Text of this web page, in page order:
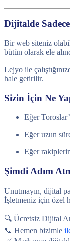
Dijitalde
Bir web siteniz
bütün olarak ele
Lejyo ile
hale getirilir.
Sizin İçin Ne
Eğer
Eğer uzun
Eğer
Şimdi Adım
Unutmayın, dijital
İşletmeniz için özel
🔍 Ücretsiz Dijital
📞 Hemen bizimle